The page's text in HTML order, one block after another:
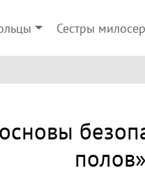
Сестры
полов»